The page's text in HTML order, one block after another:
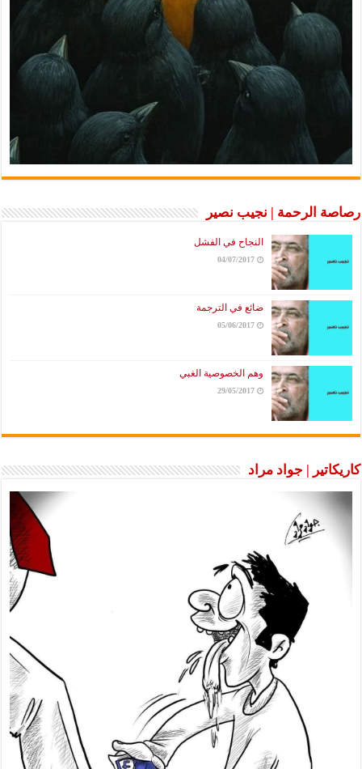
رصاصة الرحمة | نجيب نصير
النجاح في الفشل
04/07/2017
ضائع في الترجمة
05/06/2017
وهم الخصوصية الغبي
29/05/2017
كاريكاتير | جواد مراد